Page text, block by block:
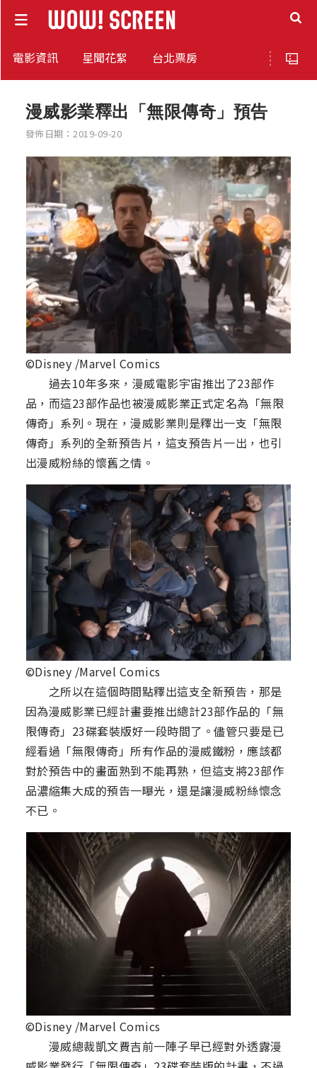
電影資訊 星聞花絮 台北票房
漫威影業釋出「無限傳奇」預告
發佈日期：2019-09-20
©Disney /Marvel Comics
過去10年多來，漫威電影宇宙推出了23部作
品，而這23部作品也被漫威影業正式定名為「無限
傳奇」系列。現在，漫威影業則是釋出一支「無限
傳奇」系列的全新預告片，這支預告片一出，也引
出漫威粉絲的懷舊之情。
©Disney /Marvel Comics
之所以在這個時間點釋出這支全新預告，那是
因為漫威影業已經計畫要推出總計23部作品的「無
限傳奇」23碟套裝版好一段時間了。儘管只要是已
經看過「無限傳奇」所有作品的漫威鐵粉，應該都
對於預告中的畫面熟到不能再熟，但這支將23部作
品濃縮集大成的預告一曝光，還是讓漫威粉絲懷念
不已。
©Disney /Marvel Comics
漫威總裁凱文費吉前一陣子早已經對外透露漫